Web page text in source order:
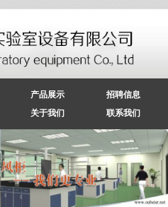
产品展示
招聘信息
关于我们 联系我们